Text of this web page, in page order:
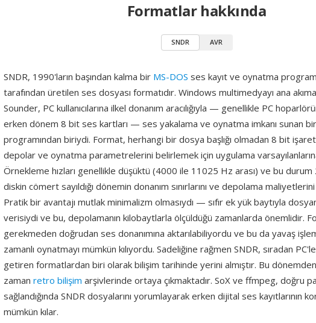
Formatlar hakkında
SNDR AVR
SNDR, 1990'ların başından kalma bir MS-DOS ses kayıt ve oynatma
tarafından üretilen ses dosyası formatıdır. Windows multimedyayı ana
Sounder, PC kullanıcılarına ilkel donanım aracılığıyla — genellikle PC
erken dönem 8 bit ses kartları — ses yakalama ve oynatma imkanı sunan
programından biriydi. Format, herhangi bir dosya başlığı olmadan 8 bit
depolar ve oynatma parametrelerini belirlemek için uygulama
Örnekleme hızları genellikle düşüktü (4000 ile 11025 Hz arası) ve bu durum
diskin cömert sayıldığı dönemin donanım sınırlarını ve depolama
Pratik bir avantajı mutlak minimalizm olmasıydı — sıfır ek yük baytıyla
verisiydi ve bu, depolamanın kilobaytlarla ölçüldüğü zamanlarda önemlidir.
gerekmeden doğrudan ses donanımına aktarılabiliyordu ve bu da yavaş
zamanlı oynatmayı mümkün kılıyordu. Sadeliğine rağmen SNDR, sıradan
getiren formatlardan biri olarak bilişim tarihinde yerini almıştır. Bu
zaman retro bilişim arşivlerinde ortaya çıkmaktadır. SoX ve ffmpeg, doğru
sağlandığında SNDR dosyalarını yorumlayarak erken dijital ses kayıtlarının
mümkün kılar.